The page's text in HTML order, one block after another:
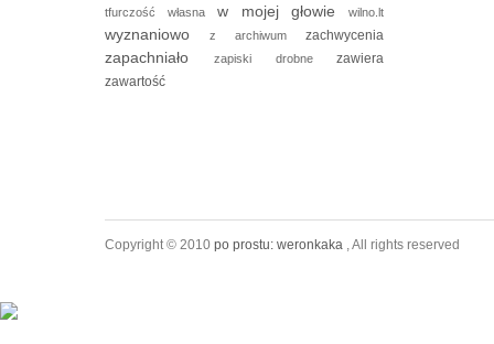
tfurczość własna w mojej głowiewilno.lt
wyznaniowoz archiwumzachwycenia
zapachniało zapiski drobnezawiera
zawartość
Copyright © 2010 po prostu: weronkaka , All rights reserved